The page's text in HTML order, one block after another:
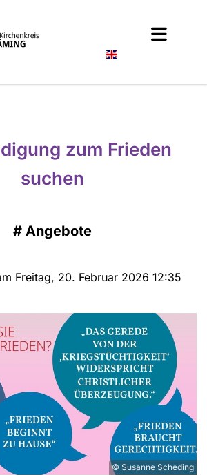
zum Frieden
suchen
# Angebote
Freitag, 20. Februar 2026 12:35
© Susanne Scheding